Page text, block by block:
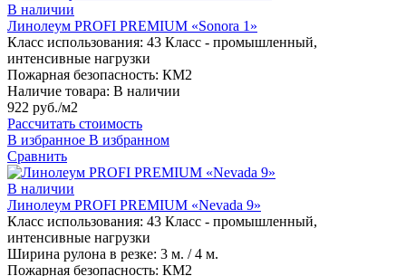
В наличии
Линолеум PROFI PREMIUM «Sonora 1»
Класс использования: 43 Класс - промышленный,
интенсивные нагрузки
Пожарная безопасность: КМ2
Наличие товара: В наличии
922 руб./м2
Рассчитать стоимость
В избранное В избранном
Сравнить
В наличии
Линолеум PROFI PREMIUM «Nevada 9»
Класс использования: 43 Класс - промышленный,
интенсивные нагрузки
Ширина рулона в резке: 3 м. / 4 м.
Пожарная безопасность: КМ2